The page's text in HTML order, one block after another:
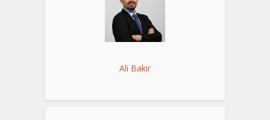
Ali Bakır